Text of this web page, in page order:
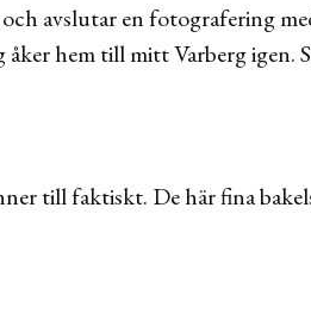
avslutar en fotografering
åker hem till mitt Varberg igen.
till faktiskt. De här fina